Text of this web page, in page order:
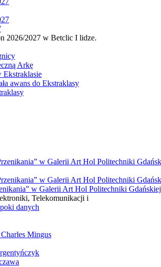
2026/2027 w Betclic I lidze.
Arkę
Ekstraklasie
awans do Ekstraklasy
w Galerii Art Hol Politechniki Gdańskiej
Telekomunikacji i
danych
Mingus